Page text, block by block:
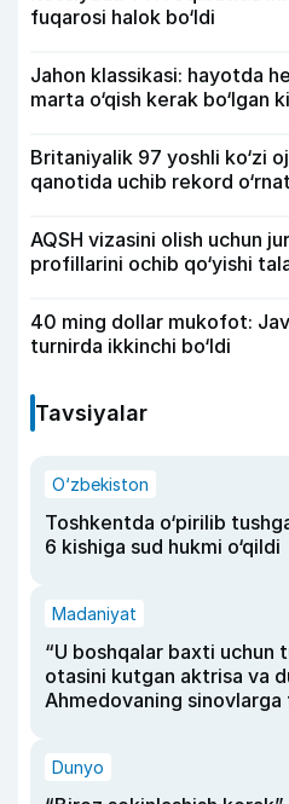
fuqarosi halok bo‘ldi
Jahon klassikasi: hayotda
marta o‘qish kerak bo‘lgan
Britaniyalik 97 yoshli ko‘zi
qanotida uchib rekord
AQSH vizasini olish uchun
profillarini ochib qo‘yishi
40 ming dollar mukofot:
turnirda ikkinchi bo‘ldi
Tavsiyalar
O‘zbekiston
Toshkentda o‘pirilib
6 kishiga sud hukmi o‘qildi
Madaniyat
“U boshqalar baxti uchun
otasini kutgan aktrisa va
Ahmedovaning sinovlarga
Dunyo